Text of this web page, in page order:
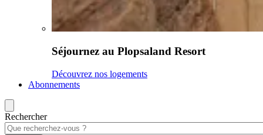
Séjournez au Plopsaland Resort
Découvrez nos logements
Abonnements
Rechercher